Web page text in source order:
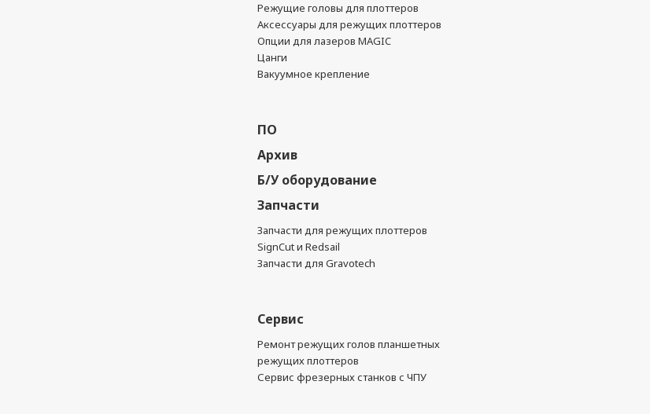
Режущие головы для плоттеров
Аксессуары для режущих плоттеров
Опции для лазеров MAGIC
Цанги
Вакуумное крепление
ПО
Архив
Б/У оборудование
Запчасти
Запчасти для режущих плоттеров
SignCut и Redsail
Запчасти для Gravotech
Сервис
Ремонт режущих голов планшетных
режущих плоттеров
Сервис фрезерных станков с ЧПУ